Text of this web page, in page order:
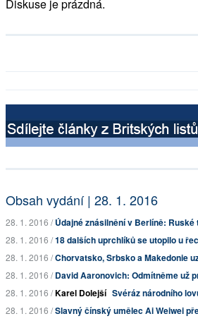
Diskuse je prázdná.
Obsah vydání | 28. 1. 2016
28. 1. 2016 /Údajné znásilnění v Berlíně:
28. 1. 2016 /18 dalších uprchlíků se utopilo u
28. 1. 2016 /Chorvatsko, Srbsko a Makedonie
28. 1. 2016 /David Aaronovich: Odmítněme už
28. 1. 2016 /Karel Dolejší Svéráz národního
28. 1. 2016 /Slavný čínský umělec Ai Weiwei